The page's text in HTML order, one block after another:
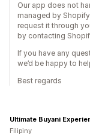
Our app does not
managed by
request it through
by contacting
If you have any
we’d be happy to
Best regards
Ultimate Buyani
Filipiny